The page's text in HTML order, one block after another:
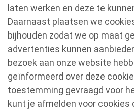
laten werken en deze te
Daarnaast plaatsen we
bijhouden zodat we op maat
advertenties kunnen
bezoek aan onze website
geïnformeerd over deze
toestemming gevraagd voor
kunt je afmelden voor cookies